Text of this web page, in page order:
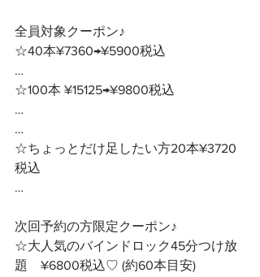
全員対象クーポン♪
☆40本¥7360→¥5900税込
…
☆100本 ¥15125→¥9800税込
…
…
☆ちょっとだけ足したい方20本¥3720
税込
…
次回予約の方限定クーポン♪
☆大人気のバインドロック45分つけ放
題　¥6800税込♡ (約60本目安)